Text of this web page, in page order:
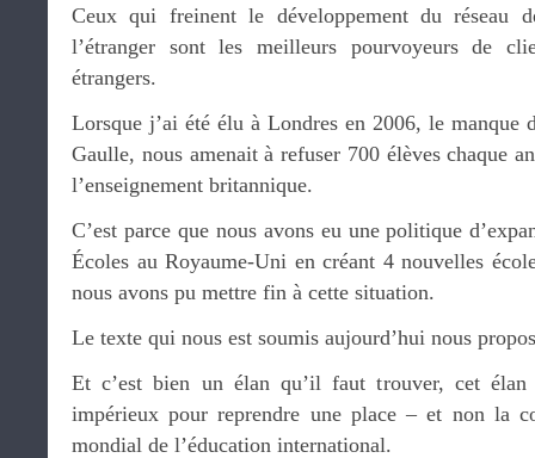
Ceux qui freinent le développement du réseau
l’étranger sont les meilleurs pourvoyeurs de
étrangers.
Lorsque j’ai été élu à Londres en 2006, le manque
Gaulle, nous amenait à refuser 700 élèves chaque
l’enseignement britannique.
C’est parce que nous avons eu une politique
Écoles au Royaume-Uni en créant 4 nouvelles
nous avons pu mettre fin à cette situation.
Le texte qui nous est soumis aujourd’hui nous
Et c’est bien un élan qu’il faut trouver, cet
impérieux pour reprendre une place – et non la
mondial de l’éducation international.